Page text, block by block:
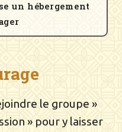
un hébergement
le groupe »
» pour y laisser